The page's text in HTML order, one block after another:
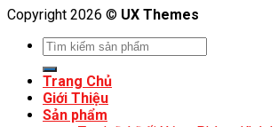
Copyright 2026 © UX Themes
Trang Chủ
Giới Thiệu
Sản phẩm